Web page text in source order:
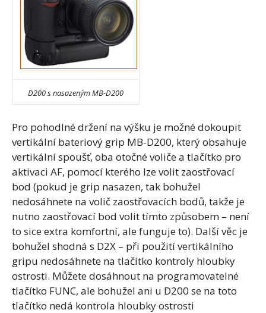
D200 s nasazeným MB-D200
Pro pohodlné držení na výšku je možné dokoupit
vertikální bateriový grip MB-D200, který obsahuje
vertikální spoušť, oba otočné voliče a tlačítko pro
aktivaci AF, pomocí kterého lze volit zaostřovací
bod (pokud je grip nasazen, tak bohužel
nedosáhnete na volič zaostřovacích bodů, takže je
nutno zaostřovací bod volit tímto způsobem – není
to sice extra komfortní, ale funguje to). Další věc je
bohužel shodná s D2X – při použití vertikálního
gripu nedosáhnete na tlačítko kontroly hloubky
ostrosti. Můžete dosáhnout na programovatelné
tlačítko FUNC, ale bohužel ani u D200 se na toto
tlačítko nedá kontrola hloubky ostrosti